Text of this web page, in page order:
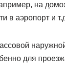
на
в аэропорт и
для